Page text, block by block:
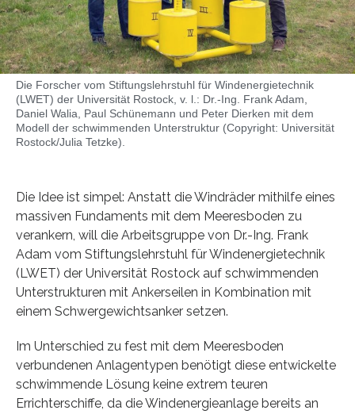
Die Forscher vom Stiftungslehrstuhl für Windenergietechnik
(LWET) der Universität Rostock, v. l.: Dr.-Ing. Frank Adam,
Daniel Walia, Paul Schünemann und Peter Dierken mit dem
Modell der schwimmenden Unterstruktur (Copyright: Universität
Rostock/Julia Tetzke).
Die Idee ist simpel: Anstatt die Windräder mithilfe eines
massiven Fundaments mit dem Meeresboden zu
verankern, will die Arbeitsgruppe von Dr.-Ing. Frank
Adam vom Stiftungslehrstuhl für Windenergietechnik
(LWET) der Universität Rostock auf schwimmenden
Unterstrukturen mit Ankerseilen in Kombination mit
einem Schwergewichtsanker setzen.
Im Unterschied zu fest mit dem Meeresboden
verbundenen Anlagentypen benötigt diese entwickelte
schwimmende Lösung keine extrem teuren
Errichterschiffe, da die Windenergieanlage bereits an